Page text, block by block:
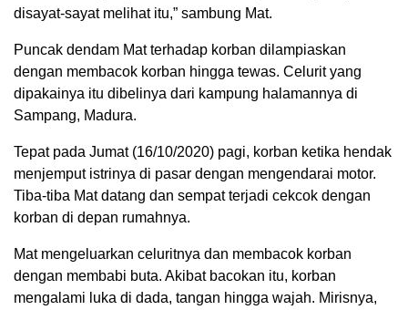
disayat-sayat melihat itu,” sambung Mat.
Puncak dendam Mat terhadap korban dilampiaskan
dengan membacok korban hingga tewas. Celurit yang
dipakainya itu dibelinya dari kampung halamannya di
Sampang, Madura.
Tepat pada Jumat (16/10/2020) pagi, korban ketika hendak
menjemput istrinya di pasar dengan mengendarai motor.
Tiba-tiba Mat datang dan sempat terjadi cekcok dengan
korban di depan rumahnya.
Mat mengeluarkan celuritnya dan membacok korban
dengan membabi buta. Akibat bacokan itu, korban
mengalami luka di dada, tangan hingga wajah. Mirisnya,